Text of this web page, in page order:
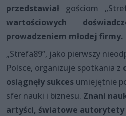
przedstawiał gościom
wartościowych
prowadzeniem młodej firmy.
„Strefa89”, jako pierwszy
Polsce, organizuje spotkania z
osiągnęły sukces umiejętnie
sfer nauki i biznesu. Znani
artyści, światowe autorytety